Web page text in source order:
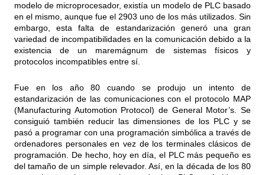
modelo de microprocesador, existía un modelo de PLC basado
en el mismo, aunque fue el 2903 uno de los más utilizados. Sin
embargo, esta falta de estandarización generó una gran
variedad de incompatibilidades en la comunicación debido a la
existencia de un maremágnum de sistemas físicos y
protocolos incompatibles entre sí.
Fue en los año 80 cuando se produjo un intento de
estandarización de las comunicaciones con el protocolo MAP
(Manufacturing Automotion Protocol) de General Motor’s. Se
consiguió también reducir las dimensiones de los PLC y se
pasó a programar con una programación simbólica a través de
ordenadores personales en vez de los terminales clásicos de
programación. De hecho, hoy en día, el PLC más pequeño es
del tamaño de un simple relevador. Así, en la década de los 80